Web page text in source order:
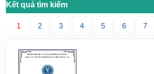
Kết quả tìm kiếm
1 2 3 4 5 6 7